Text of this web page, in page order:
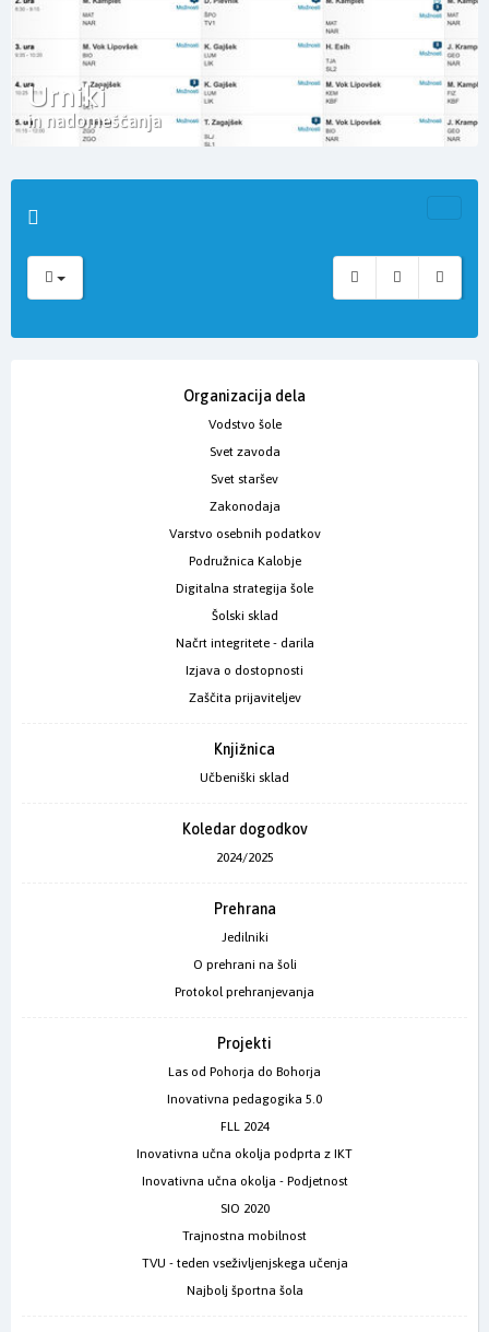
Urniki
in nadomeščanja
Organizacija dela
Vodstvo šole
Svet zavoda
Svet staršev
Zakonodaja
Varstvo osebnih podatkov
Podružnica Kalobje
Digitalna strategija šole
Šolski sklad
Načrt integritete - darila
Izjava o dostopnosti
Zaščita prijaviteljev
Knjižnica
Učbeniški sklad
Koledar dogodkov
2024/2025
Prehrana
Jedilniki
O prehrani na šoli
Protokol prehranjevanja
Projekti
Las od Pohorja do Bohorja
Inovativna pedagogika 5.0
FLL 2024
Inovativna učna okolja podprta z IKT
Inovativna učna okolja - Podjetnost
SIO 2020
Trajnostna mobilnost
TVU - teden vseživljenjskega učenja
Najbolj športna šola